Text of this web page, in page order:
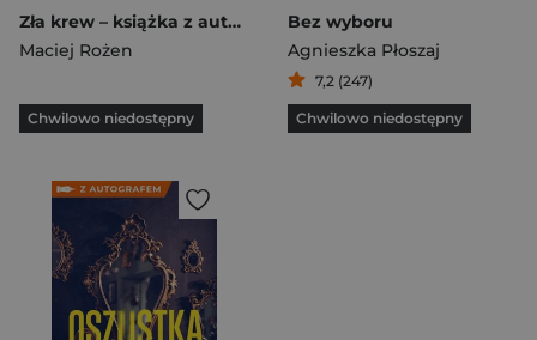
Zła krew – książka z autografem
Maciej Rożen
Chwilowo niedostępny
Bez wyboru
Agnieszka Płoszaj
7,2 (247)
Chwilowo niedostępny